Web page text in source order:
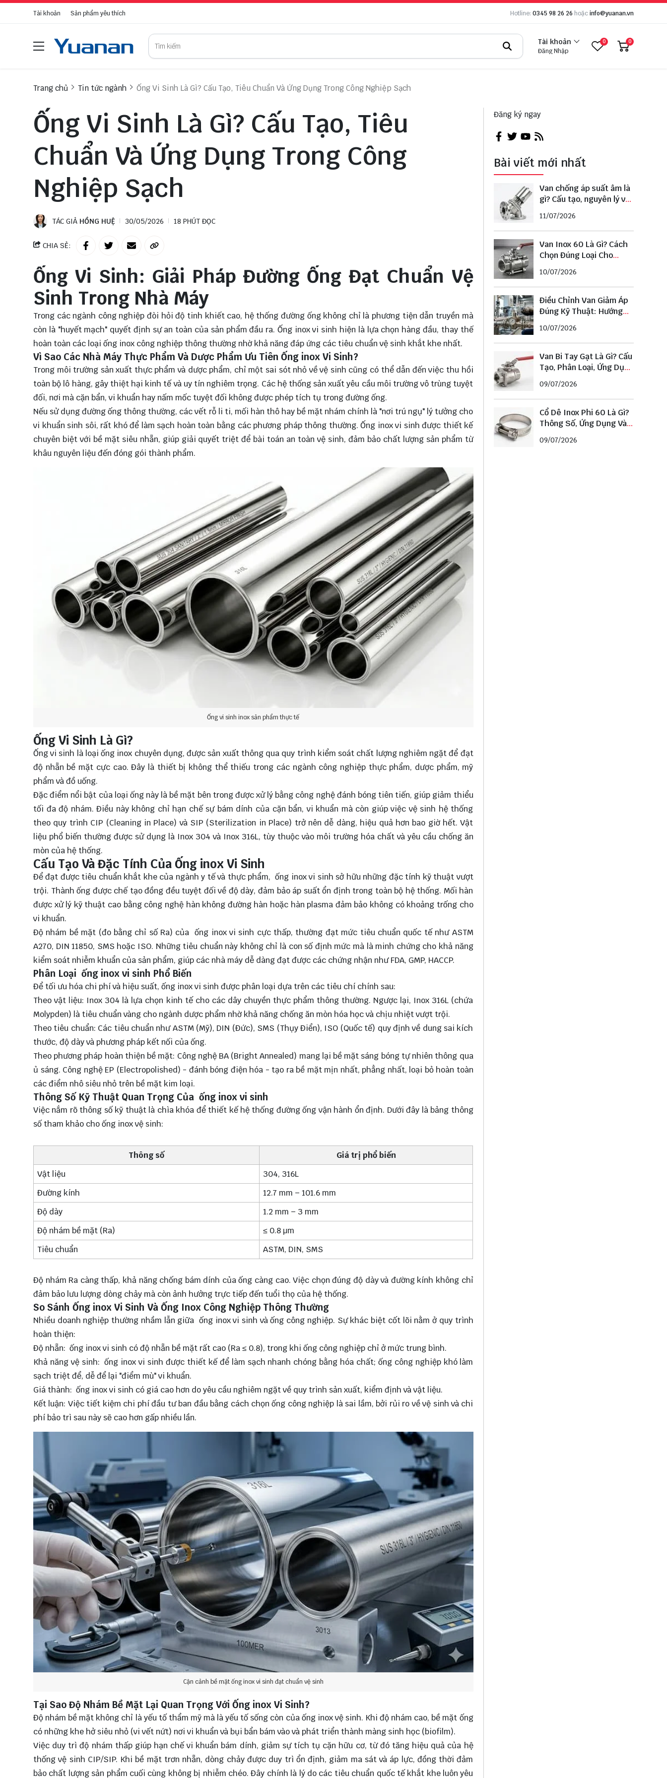
Tài khoản Sản phẩm yêu thích Hotline: 0345 98 26 26 hoặcinfo@yuanan.vn
Tài khoản
Đăng Nhập
0 0
Trang chủ Tin tức ngành Ống Vi Sinh Là Gì? Cấu Tạo, Tiêu Chuẩn Và Ứng Dụng Trong Công Nghiệp Sạch
Ống Vi Sinh Là Gì? Cấu Tạo, Tiêu
Chuẩn Và Ứng Dụng Trong Công
Nghiệp Sạch
TÁC GIẢ HỒNG HUỆ 30/05/2026 18 PHÚT ĐỌC
CHIA SẺ:
Ống Vi Sinh: Giải Pháp Đường Ống Đạt Chuẩn Vệ
Sinh Trong Nhà Máy
Trong các ngành công nghiệp đòi hỏi độ tinh khiết cao, hệ thống đường ống không chỉ là phương tiện dẫn truyền mà
còn là "huyết mạch" quyết định sự an toàn của sản phẩm đầu ra. Ống inox vi sinh hiện là lựa chọn hàng đầu, thay thế
hoàn toàn các loại ống inox công nghiệp thông thường nhờ khả năng đáp ứng các tiêu chuẩn vệ sinh khắt khe nhất.
Vì Sao Các Nhà Máy Thực Phẩm Và Dược Phẩm Ưu Tiên Ống inox Vi Sinh?
Trong môi trường sản xuất thực phẩm và dược phẩm, chỉ một sai sót nhỏ về vệ sinh cũng có thể dẫn đến việc thu hồi
toàn bộ lô hàng, gây thiệt hại kinh tế và uy tín nghiêm trọng. Các hệ thống sản xuất yêu cầu môi trường vô trùng tuyệt
đối, nơi mà cặn bẩn, vi khuẩn hay nấm mốc tuyệt đối không được phép tích tụ trong đường ống.
Nếu sử dụng đường ống thông thường, các vết rỗ li ti, mối hàn thô hay bề mặt nhám chính là "nơi trú ngụ" lý tưởng cho
vi khuẩn sinh sôi, rất khó để làm sạch hoàn toàn bằng các phương pháp thông thường. Ống inox vi sinh được thiết kế
chuyên biệt với bề mặt siêu nhẵn, giúp giải quyết triệt để bài toán an toàn vệ sinh, đảm bảo chất lượng sản phẩm từ
khâu nguyên liệu đến đóng gói thành phẩm.
Ống vi sinh inox sản phẩm thực tế
Ống Vi Sinh Là Gì?
Ống vi sinh là loại ống inox chuyên dụng, được sản xuất thông qua quy trình kiểm soát chất lượng nghiêm ngặt để đạt
độ nhẵn bề mặt cực cao. Đây là thiết bị không thể thiếu trong các ngành công nghiệp thực phẩm, dược phẩm, mỹ
phẩm và đồ uống.
Đặc điểm nổi bật của loại ống này là bề mặt bên trong được xử lý bằng công nghệ đánh bóng tiên tiến, giúp giảm thiểu
tối đa độ nhám. Điều này không chỉ hạn chế sự bám dính của cặn bẩn, vi khuẩn mà còn giúp việc vệ sinh hệ thống
theo quy trình CIP (Cleaning in Place) và SIP (Sterilization in Place) trở nên dễ dàng, hiệu quả hơn bao giờ hết. Vật
liệu phổ biến thường được sử dụng là Inox 304 và Inox 316L, tùy thuộc vào môi trường hóa chất và yêu cầu chống ăn
mòn của hệ thống.
Cấu Tạo Và Đặc Tính Của Ống inox Vi Sinh
Để đạt được tiêu chuẩn khắt khe của ngành y tế và thực phẩm, ống inox vi sinh sở hữu những đặc tính kỹ thuật vượt
trội. Thành ống được chế tạo đồng đều tuyệt đối về độ dày, đảm bảo áp suất ổn định trong toàn bộ hệ thống. Mối hàn
được xử lý kỹ thuật cao bằng công nghệ hàn không đường hàn hoặc hàn plasma đảm bảo không có khoảng trống cho
vi khuẩn.
Độ nhám bề mặt (đo bằng chỉ số Ra) của ống inox vi sinh cực thấp, thường đạt mức tiêu chuẩn quốc tế như ASTM
A270, DIN 11850, SMS hoặc ISO. Những tiêu chuẩn này không chỉ là con số định mức mà là minh chứng cho khả năng
kiểm soát nhiễm khuẩn của sản phẩm, giúp các nhà máy dễ dàng đạt được các chứng nhận như FDA, GMP, HACCP.
Phân Loại ống inox vi sinh Phổ Biến
Để tối ưu hóa chi phí và hiệu suất, ống inox vi sinh được phân loại dựa trên các tiêu chí chính sau:
Theo vật liệu: Inox 304 là lựa chọn kinh tế cho các dây chuyền thực phẩm thông thường. Ngược lại, Inox 316L (chứa
Molypden) là tiêu chuẩn vàng cho ngành dược phẩm nhờ khả năng chống ăn mòn hóa học và chịu nhiệt vượt trội.
Theo tiêu chuẩn: Các tiêu chuẩn như ASTM (Mỹ), DIN (Đức), SMS (Thụy Điển), ISO (Quốc tế) quy định về dung sai kích
thước, độ dày và phương pháp kết nối của ống.
Theo phương pháp hoàn thiện bề mặt: Công nghệ BA (Bright Annealed) mang lại bề mặt sáng bóng tự nhiên thông qua
ủ sáng. Công nghệ EP (Electropolished) - đánh bóng điện hóa - tạo ra bề mặt mịn nhất, phẳng nhất, loại bỏ hoàn toàn
các điểm nhô siêu nhỏ trên bề mặt kim loại.
Thông Số Kỹ Thuật Quan Trọng Của ống inox vi sinh
Việc nắm rõ thông số kỹ thuật là chìa khóa để thiết kế hệ thống đường ống vận hành ổn định. Dưới đây là bảng thông
số tham khảo cho ống inox vệ sinh:
Thông số
Giá trị phổ biến
Vật liệu
304, 316L
Đường kính
12.7 mm – 101.6 mm
Độ dày
1.2 mm – 3 mm
Độ nhám bề mặt (Ra)
≤ 0.8 μm
Tiêu chuẩn
ASTM, DIN, SMS
Độ nhám Ra càng thấp, khả năng chống bám dính của ống càng cao. Việc chọn đúng độ dày và đường kính không chỉ
đảm bảo lưu lượng dòng chảy mà còn ảnh hưởng trực tiếp đến tuổi thọ của hệ thống.
So Sánh Ống inox Vi Sinh Và Ống Inox Công Nghiệp Thông Thường
Nhiều doanh nghiệp thường nhầm lẫn giữa ống inox vi sinh và ống công nghiệp. Sự khác biệt cốt lõi nằm ở quy trình
hoàn thiện:
Độ nhẵn: ống inox vi sinh có độ nhẵn bề mặt rất cao (Ra ≤ 0.8), trong khi ống công nghiệp chỉ ở mức trung bình.
Khả năng vệ sinh: ống inox vi sinh được thiết kế để làm sạch nhanh chóng bằng hóa chất; ống công nghiệp khó làm
sạch triệt để, dễ để lại "điểm mù" vi khuẩn.
Giá thành: ống inox vi sinh có giá cao hơn do yêu cầu nghiêm ngặt về quy trình sản xuất, kiểm định và vật liệu.
Kết luận: Việc tiết kiệm chi phí đầu tư ban đầu bằng cách chọn ống công nghiệp là sai lầm, bởi rủi ro về vệ sinh và chi
phí bảo trì sau này sẽ cao hơn gấp nhiều lần.
Cận cảnh bề mặt ống inox vi sinh đạt chuẩn vệ sinh
Tại Sao Độ Nhám Bề Mặt Lại Quan Trọng Với Ống inox Vi Sinh?
Độ nhám bề mặt không chỉ là yếu tố thẩm mỹ mà là yếu tố sống còn của ống inox vệ sinh. Khi độ nhám cao, bề mặt ống
có những khe hở siêu nhỏ (vi vết nứt) nơi vi khuẩn và bụi bẩn bám vào và phát triển thành màng sinh học (biofilm).
Việc duy trì độ nhám thấp giúp hạn chế vi khuẩn bám dính, giảm sự tích tụ cặn hữu cơ, từ đó tăng hiệu quả của hệ
thống vệ sinh CIP/SIP. Khi bề mặt trơn nhẵn, dòng chảy được duy trì ổn định, giảm ma sát và áp lực, đồng thời đảm
bảo chất lượng sản phẩm cuối cùng không bị nhiễm chéo. Đây chính là lý do các tiêu chuẩn quốc tế khắt khe luôn yêu
Đăng ký ngay
Bài viết mới nhất
Van chống áp suất âm là
gì? Cấu tạo, nguyên lý và
cách lựa chọn đúng
11/07/2026
Van Inox 60 Là Gì? Cách
Chọn Đúng Loại Cho
Đường Ống Phi 60
10/07/2026
Điều Chỉnh Van Giảm Áp
Đúng Kỹ Thuật: Hướng
Dẫn Chi Tiết Từ A–Z
10/07/2026
Van Bi Tay Gạt Là Gì? Cấu
Tạo, Phân Loại, Ứng Dụng
Và Cách Chọn Chuẩn
09/07/2026
Cổ Dê Inox Phi 60 Là Gì?
Thông Số, Ứng Dụng Và
Cách Chọn Đúng Kích
Thước
09/07/2026